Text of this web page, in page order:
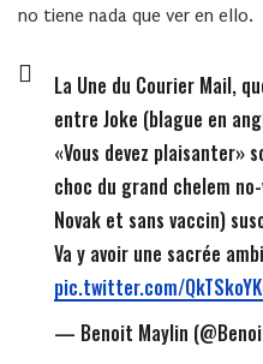
no tiene nada que ver en ello.
La Une du Courier Mail,
entre Joke (blague en
«Vous devez plaisanter»
choc du grand chelem
Novak et sans vaccin)
Va y avoir une sacrée
pic.twitter.com/
— Benoit Maylin